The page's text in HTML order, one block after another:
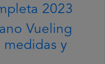
2023
Vueling
y